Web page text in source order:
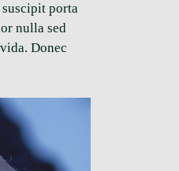
suscipit porta
nulla sed
Donec